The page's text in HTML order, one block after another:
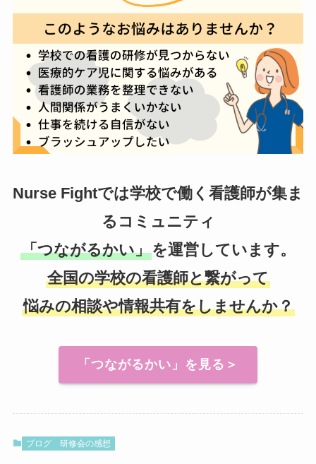
Nurse Fightでは学校で働く看護師が集ま
るコミュニティ
「つながるかい」を運営しています。
全国の学校の看護師と繋がって
悩みの相談や情報共有をしませんか？
「つながるかい」を見る＞
ブログ 研修会の感想